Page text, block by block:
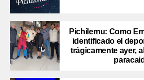
Pichilemu: Como
identificado el
trágicamente ayer,